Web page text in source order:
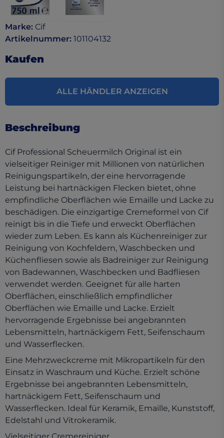
Marke: Cif
Artikelnummer: 101104132
Kaufen
ALLE HÄNDLER ANZEIGEN
Beschreibung
Cif Professional Scheuermilch Original ist ein
vielseitiger Reiniger mit Millionen von natürlichen
Reinigungspartikeln, der eine hervorragende
Leistung bei hartnäckigen Flecken bietet, ohne
empfindliche Oberflächen wie Emaille und Lacke zu
beschädigen. Die einzigartige Cremeformel von Cif
reinigt bis in die Tiefe und erweckt Oberflächen
wieder zum Leben. Es kann als Küchenreiniger zur
Reinigung von Kochfeldern, Waschbecken und
Küchenfliesen sowie als Badreiniger zur Reinigung
von Badewannen, Waschbecken und Badfliesen
verwendet werden. Geeignet für alle harten
Oberflächen, einschließlich empfindlicher
Oberflächen wie Emaille und Lacke. Erzielt
hervorragende Ergebnisse bei angebrannten
Lebensmitteln, hartnäckigem Fett, Seifenschaum
und Wasserflecken.
Eine Mehrzweckcreme mit Mikropartikeln für den
Einsatz in Waschraum und Küche. Erzielt schöne
Ergebnisse bei angebrannten Lebensmitteln,
hartnäckigem Fett, Seifenschaum und
Wasserflecken. Ideal für Keramik, Emaille, Kunststoff,
Edelstahl und Vitrokeramik.